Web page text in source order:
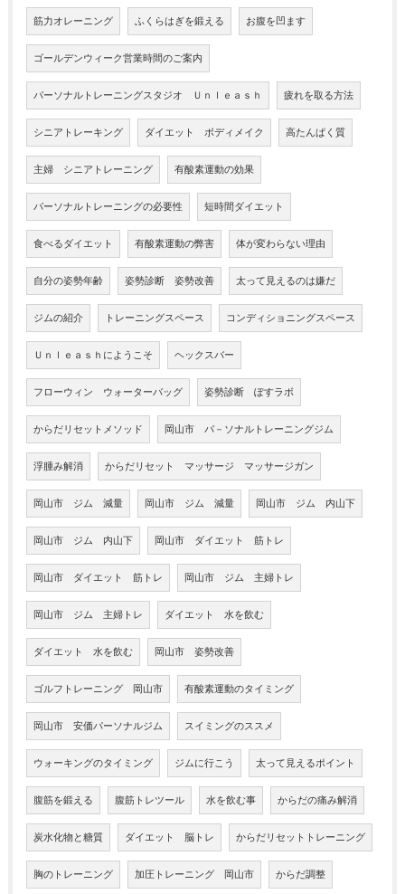
筋力オレーニング ふくらはぎを鍛える お腹を凹ます
ゴールデンウィーク営業時間のご案内
パーソナルトレーニングスタジオ Ｕｎｌｅａｓｈ 疲れを取る方法
シニアトレーキング ダイエット ボディメイク 高たんぱく質
主婦 シニアトレーニング 有酸素運動の効果
パーソナルトレーニングの必要性 短時間ダイエット
食べるダイエット 有酸素運動の弊害 体が変わらない理由
自分の姿勢年齢 姿勢診断 姿勢改善 太って見えるのは嫌だ
ジムの紹介 トレーニングスペース コンディショニングスペース
Ｕｎｌｅａｓｈにようこそ ヘックスバー
フローウィン ウォーターバッグ 姿勢診断 ぽすラボ
からだリセットメソッド 岡山市 パ－ソナルトレーニングジム
浮腫み解消 からだリセット マッサージ マッサージガン
岡山市 ジム 減量 岡山市 ジム 減量 岡山市 ジム 内山下
岡山市 ジム 内山下 岡山市 ダイエット 筋トレ
岡山市 ダイエット 筋トレ 岡山市 ジム 主婦トレ
岡山市 ジム 主婦トレ ダイエット 水を飲む
ダイエット 水を飲む 岡山市 姿勢改善
ゴルフトレーニング 岡山市 有酸素運動のタイミング
岡山市 安価パーソナルジム スイミングのススメ
ウォーキングのタイミング ジムに行こう 太って見えるポイント
腹筋を鍛える 腹筋トレツール 水を飲む事 からだの痛み解消
炭水化物と糖質 ダイエット 脳トレ からだリセットトレーニング
胸のトレーニング 加圧トレーニング 岡山市 からだ調整